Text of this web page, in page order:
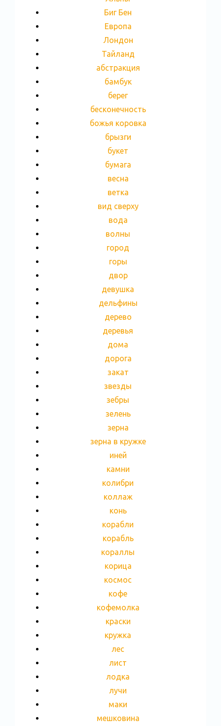
Биг Бен
Европа
Лондон
Тайланд
абстракция
бамбук
берег
бесконечность
божья коровка
брызги
букет
бумага
весна
ветка
вид сверху
вода
волны
город
горы
двор
девушка
дельфины
дерево
деревья
дома
дорога
закат
звезды
зебры
зелень
зерна
зерна в кружке
иней
камни
колибри
коллаж
конь
корабли
корабль
кораллы
корица
космос
кофе
кофемолка
краски
кружка
лес
лист
лодка
лучи
маки
мешковина